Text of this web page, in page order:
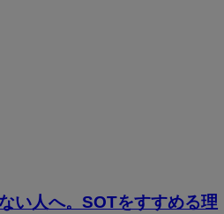
い人へ。SOTをすすめる理